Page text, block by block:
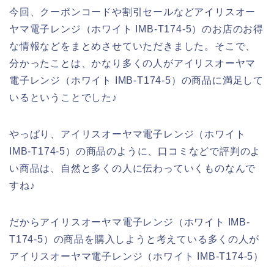
今回、クーポンコードや割引セールなどアイリスオー
ヤマ電子レンジ（ホワイト IMB-T174-5）のお店のお得
な情報などをまとめさせていただきました。そこで、
分かったことは、かなり多くの人がアイリスオーヤマ
電子レンジ（ホワイト IMB-T174-5）の商品に満足して
いるということでした♪
やっぱり、アイリスオーヤマ電子レンジ（ホワイト
IMB-T174-5）の商品のように、口コミなどで評判のよ
い商品は、自然と多くの人に伝わっていくものなんで
すね♪
だからアイリスオーヤマ電子レンジ（ホワイト IMB-
T174-5）の商品を購入しようと考えている多くの人が
アイリスオーヤマ電子レンジ（ホワイト IMB-T174-5）